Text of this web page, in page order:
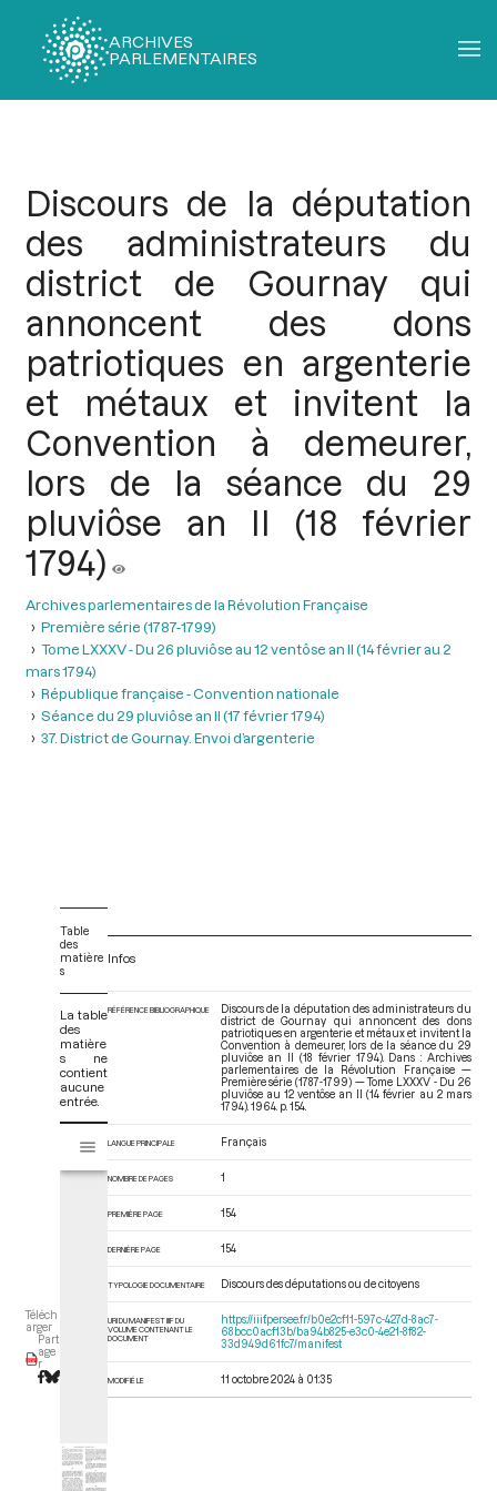
ARCHIVES
PARLEMENTAIRES
Discours de la députation
des administrateurs du
district de Gournay qui
annoncent des dons
patriotiques en argenterie
et métaux et invitent la
Convention à demeurer,
lors de la séance du 29
pluviôse an II (18 février
1794)
Archives parlementaires de la Révolution Française
Première série (1787-1799)
Tome LXXXV - Du 26 pluviôse au 12 ventôse an II (14 février au 2
mars 1794)
République française - Convention nationale
Séance du 29 pluviôse an II (17 février 1794)
37. District de Gournay. Envoi d’argenterie
Téléch
arger
Part
age
r
Table
des
matière
s
La table
des
matière
s ne
contient
aucune
entrée.
s
d
o
Tome LXXXV - Du 26 pluviôse au 12 ventôse an II (14 février au 2 mars
Infos
RÉFÉRENCE BIBLIOGRAPHIQUE
Discours de la députation des administrateurs du
district de Gournay qui annoncent des dons
patriotiques en argenterie et métaux et invitent la
Convention à demeurer, lors de la séance du 29
pluviôse an II (18 février 1794). Dans : Archives
parlementaires de la Révolution Française —
Première série (1787-1799) — Tome LXXXV - Du 26
pluviôse au 12 ventôse an II (14 février au 2 mars
1794). 1964. p. 154.
LANGUE PRINCIPALE Français
NOMBRE DE PAGES 1
PREMIÈRE PAGE 154
DERNIÈRE PAGE 154
TYPOLOGIE DOCUMENTAIRE Discours des députations ou de citoyens
URI DU MANIFEST IIIF DU
VOLUME CONTENANT LE
DOCUMENT
https://iiif.persee.fr/b0e2cf11-597c-427d-8ac7-
68bcc0acf13b/ba94b825-e3c0-4e21-8f82-
33d949d61fc7/manifest
MODIFIÉ LE 11 octobre 2024 à 01:35